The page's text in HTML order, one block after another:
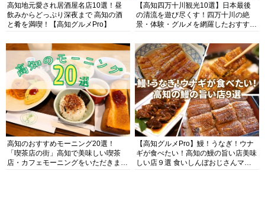
高知地元愛され居酒屋名店10選！昼
飲みからどっぷり深夜まで 高知の酒
と肴を満喫！【高知グルメPro】
【高知四万十川観光10選】日本最後
の清流を遊び尽くす！四万十川の絶
景・体験・グルメを網羅したおすすめ
高知のおすすめモーニング20選！
「喫茶店の街」高知で美味しい喫茶
店・カフェモーニングをいただきま
【高知グルメPro】鰻！うなぎ！ウナ
ギが食べたい！高知の鰻の旨い店美味
しい店９選 食いしんぼおじさんマッ